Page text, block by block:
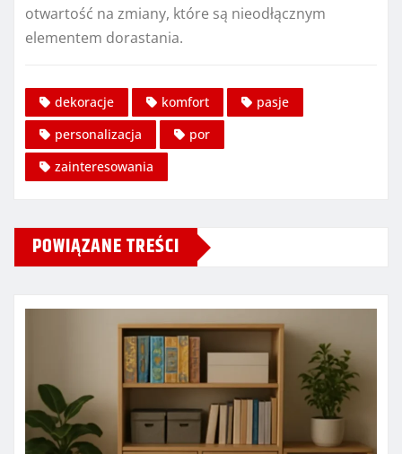
otwartość na zmiany, które są nieodłącznym
elementem dorastania.
dekoracje komfort
pasje
personalizacja
por
zainteresowania
POWIĄZANE TREŚCI